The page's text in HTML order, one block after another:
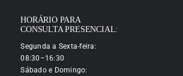
HORÁRIO PARA
CONSULTA PRESENCIAL:
Segunda a Sexta-feira:
08:30–16:30
Sábado e Domingo: